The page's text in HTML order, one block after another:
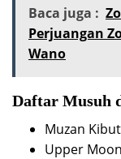
Baca juga :
Perjuangan
Wano
Daftar Musuh
Muzan
Upper